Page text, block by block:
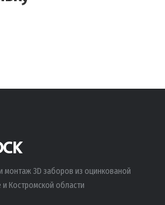
3D заборов из оцинкованой
и Костромской области